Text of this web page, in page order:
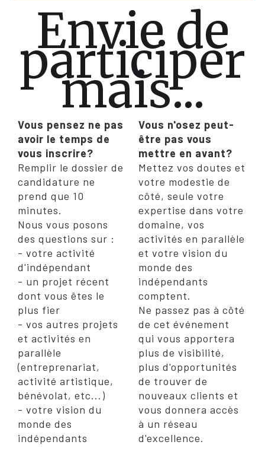
Envie de
participer
mais...
Vous pensez ne pas
avoir le temps de
vous inscrire?
Remplir le dossier de
candidature ne
prend que 10
minutes.
Nous vous posons
des questions sur :
- votre activité
d'indépendant
- un projet récent
dont vous êtes le
plus fier
- vos autres projets
et activités en
parallèle
(entreprenariat,
activité artistique,
bénévolat, etc...)
- votre vision du
monde des
indépendants
Vous n'osez peut-
être pas vous
mettre en avant?
Mettez vos doutes et
votre modestie de
côté, seule votre
expertise dans votre
domaine, vos
activités en parallèle
et votre vision du
monde des
indépendants
comptent.
Ne passez pas à côté
de cet événement
qui vous apportera
plus de visibilité,
plus d'opportunités
de trouver de
nouveaux clients et
vous donnera accès
à un réseau
d'excellence.